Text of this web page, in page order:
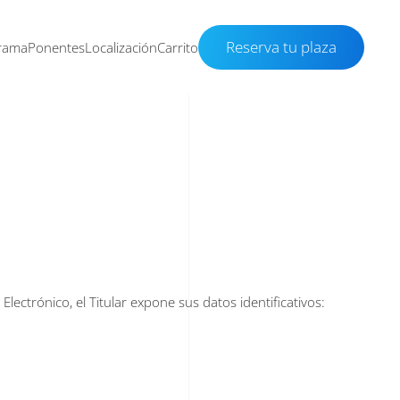
PonentesLocalizaciónCarrito Reserva tu plaza
el Titular expone sus datos identificativos: